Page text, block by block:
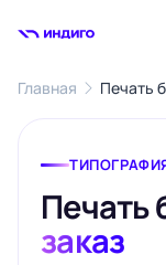
Главная Печать
Печать
заказ